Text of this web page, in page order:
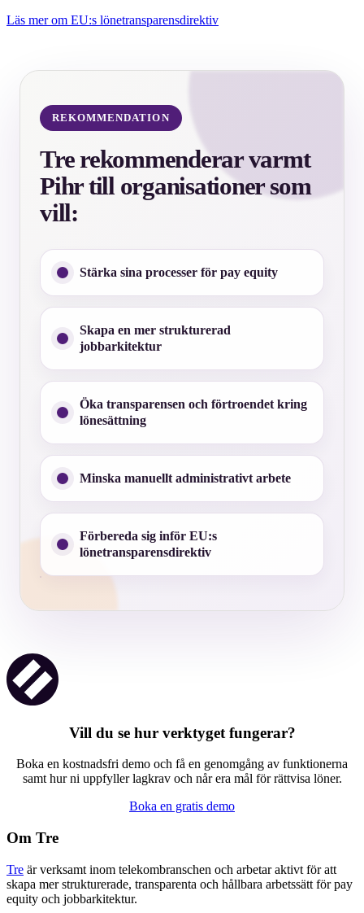
Läs mer om EU:s lönetransparensdirektiv
REKOMMENDATION
Tre rekommenderar varmt
Pihr till organisationer som
vill:
Stärka sina processer för pay equity
Skapa en mer strukturerad
jobbarkitektur
Öka transparensen och förtroendet kring
lönesättning
Minska manuellt administrativt arbete
Förbereda sig inför EU:s
lönetransparensdirektiv
Vill du se hur verktyget fungerar?
Boka en kostnadsfri demo och få en genomgång av funktionerna
samt hur ni uppfyller lagkrav och når era mål för rättvisa löner.
Boka en gratis demo
Om Tre
Tre är verksamt inom telekombranschen och arbetar aktivt för att
skapa mer strukturerade, transparenta och hållbara arbetssätt för pay
equity och jobbarkitektur.